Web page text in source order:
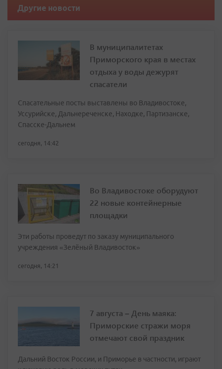
Другие новости
В муниципалитетах
Приморского края в местах
отдыха у воды дежурят
спасатели
Спасательные посты выставлены во Владивостоке,
Уссурийске, Дальнереченске, Находке, Партизанске,
Спасске-Дальнем
сегодня, 14:42
Во Владивостоке оборудуют
22 новые контейнерные
площадки
Эти работы проведут по заказу муниципального
учреждения «Зелёный Владивосток»
сегодня, 14:21
7 августа – День маяка:
Приморские стражи моря
отмечают свой праздник
Дальний Восток России, и Приморье в частности, играют